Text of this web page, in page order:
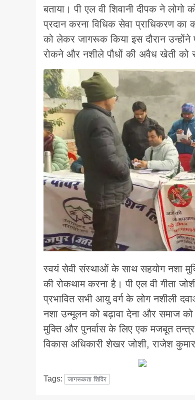
बताया। पी एल वी शिवानी दीपक ने
प्रदान करना विधिक सेवा प्राधिकरण
को लेकर जागरूक किया इस दौरान
रोकने और नशीले पौधों की अवैध खेती को
स्वयं सेवी संस्थाओं के साथ सहयोग नशा
की रोकथाम करना है। पी एल वी गीता
प्रभावित सभी आयु वर्ग के लोग नशीली
नशा उन्मूलन को बढ़ावा देना और समाज
मुक्ति और पुनर्वास के लिए एक मजबूत
विकास अधिकारी शेखर जोशी, राजेश
Tags: जागरूकता शिविर